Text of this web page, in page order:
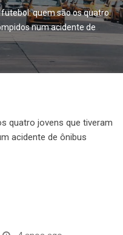
quem são os quatro
num acidente de